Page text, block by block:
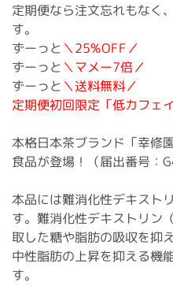
定期便なら注文忘れもなく
す。
ずーっと ＼25%OFF／
ずーっと ＼マメー7倍／
ずーっと ＼送料無料／
定期便初回限定「低カフェ
本格日本茶ブランド「幸修
食品が登場！（届出番号：
本品には難消化性デキスト
す。難消化性デキストリン
取した糖や脂肪の吸収を抑
中性脂肪の上昇を抑える機
す。